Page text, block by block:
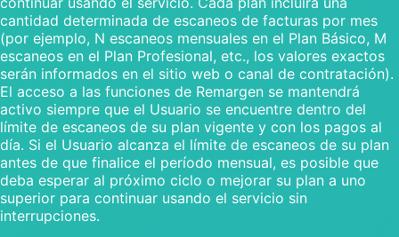
cantidad determinada de escaneos de facturas por mes
(por ejemplo, N escaneos mensuales en el Plan Básico, M
escaneos en el Plan Profesional, etc., los valores exactos
serán informados en el sitio web o canal de contratación).
El acceso a las funciones de Remargen se mantendrá
activo siempre que el Usuario se encuentre dentro del
límite de escaneos de su plan vigente y con los pagos al
día. Si el Usuario alcanza el límite de escaneos de su plan
antes de que finalice el período mensual, es posible que
deba esperar al próximo ciclo o mejorar su plan a uno
superior para continuar usando el servicio sin
interrupciones.